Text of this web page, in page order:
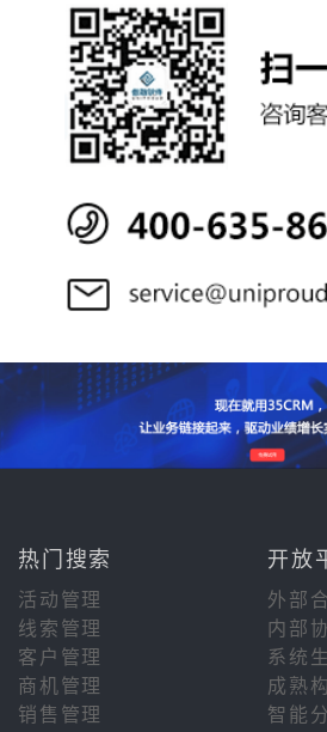
热门搜索 开放
活动管理
外部
线索管理
内部
客户管理
系统
商机管理
成熟
销售管理
智能